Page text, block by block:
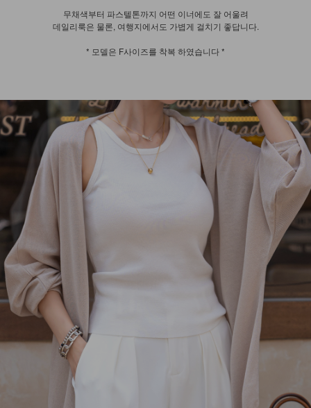
무채색부터 파스텔톤까지 어떤 이너에도 잘 어울려
데일리룩은 물론, 여행지에서도 가볍게 걸치기 좋답니다.
* 모델은 F사이즈를 착복 하였습니다 *